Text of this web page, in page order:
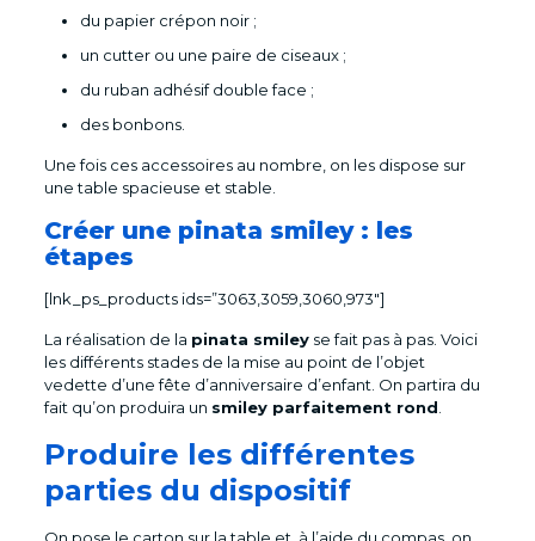
du papier crépon noir ;
un cutter ou une paire de ciseaux ;
du ruban adhésif double face ;
des bonbons.
Une fois ces accessoires au nombre, on les dispose sur
une table spacieuse et stable.
Créer une pinata smiley : les
étapes
[lnk_ps_products ids=”3063,3059,3060,973″]
La réalisation de la pinata smileyse fait pas à pas. Voici
les différents stades de la mise au point de l’objet
vedette d’une fête d’anniversaire d’enfant. On partira du
fait qu’on produira un smiley parfaitement rond
Produire les différentes
parties du dispositif
On pose le carton sur la table et, à l’aide du compas, on